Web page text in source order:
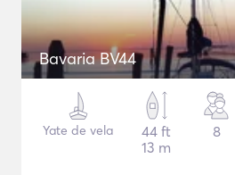
Bavaria BV44
Yate de vela
44 ft
13 m
8